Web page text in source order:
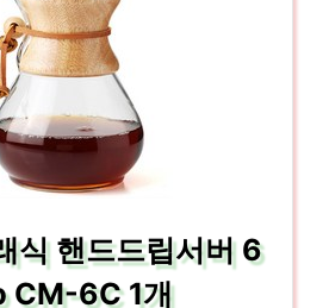
식 핸드드립서버 6
CM-6C 1개